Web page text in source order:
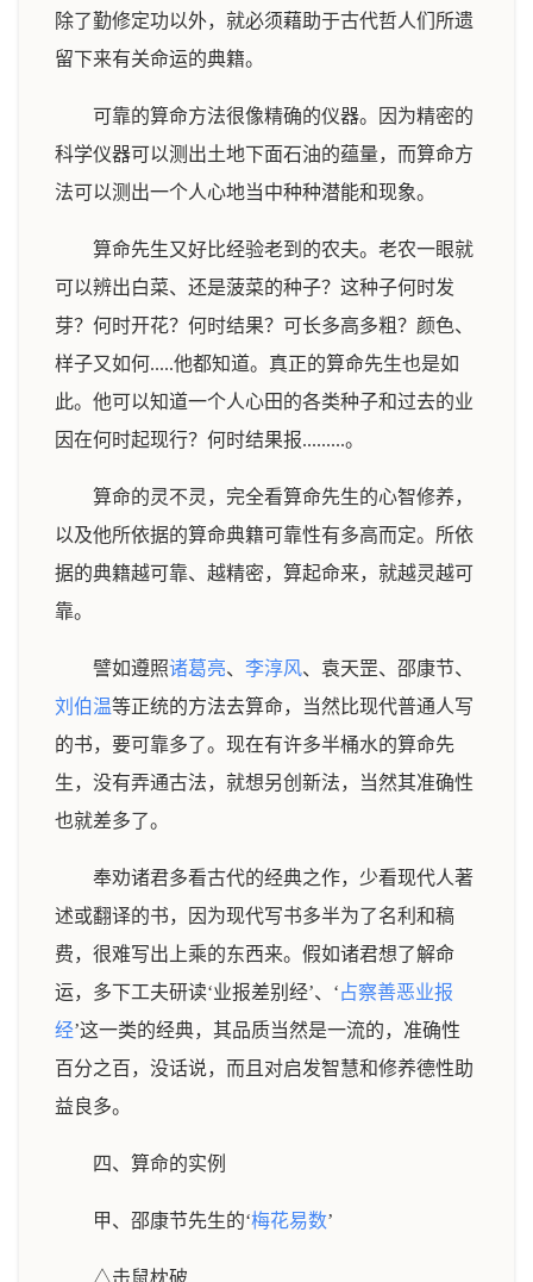
除了勤修定功以外，就必须藉助于古代哲人们所遗
留下来有关命运的典籍。
可靠的算命方法很像精确的仪器。因为精密的
科学仪器可以测出土地下面石油的蕴量，而算命方
法可以测出一个人心地当中种种潜能和现象。
算命先生又好比经验老到的农夫。老农一眼就
可以辨出白菜、还是菠菜的种子？这种子何时发
芽？何时开花？何时结果？可长多高多粗？颜色、
样子又如何.....他都知道。真正的算命先生也是如
此。他可以知道一个人心田的各类种子和过去的业
因在何时起现行？何时结果报.........。
算命的灵不灵，完全看算命先生的心智修养，
以及他所依据的算命典籍可靠性有多高而定。所依
据的典籍越可靠、越精密，算起命来，就越灵越可
靠。
譬如遵照诸葛亮、 李淳风、袁天罡、邵康节、
刘伯温等正统的方法去算命，当然比现代普通人写
的书，要可靠多了。现在有许多半桶水的算命先
生，没有弄通古法，就想另创新法，当然其准确性
也就差多了。
奉劝诸君多看古代的经典之作，少看现代人著
述或翻译的书，因为现代写书多半为了名利和稿
费，很难写出上乘的东西来。假如诸君想了解命
运，多下工夫研读‘业报差别经’、‘占察善恶业报
经’这一类的经典，其品质当然是一流的，准确性
百分之百，没话说，而且对启发智慧和修养德性助
益良多。
四、算命的实例
甲、邵康节先生的‘梅花易数’
△击鼠枕破